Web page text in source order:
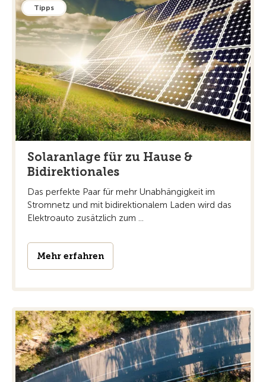
Tipps
Solaranlage für zu Hause &
Bidirektionales
Das perfekte Paar für mehr Unabhängigkeit im
Stromnetz und mit bidirektionalem Laden wird das
Elektroauto zusätzlich zum ...
Mehr erfahren